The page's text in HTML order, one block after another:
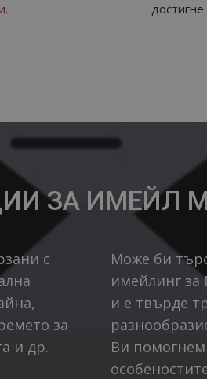
.
ЗА ИМЕЙЛ
с
за
и др.
Може би
имейлинг за
и е твърде
Ви